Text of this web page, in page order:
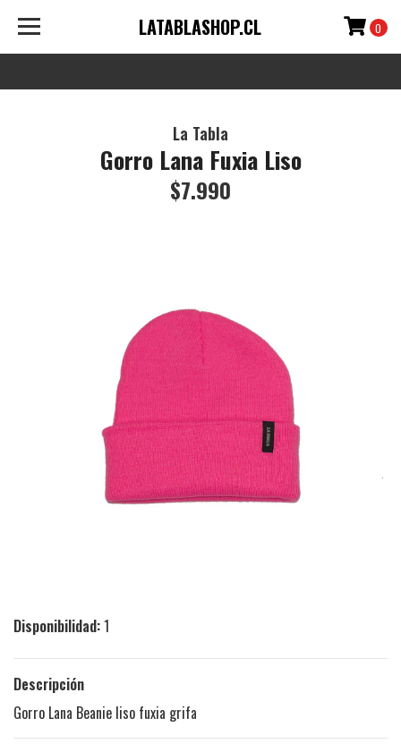
LATABLASHOP.CL 0
La Tabla
Gorro Lana Fuxia Liso
$7.990
Disponibilidad:1
Descripción
Gorro Lana Beanie liso fuxia grifa